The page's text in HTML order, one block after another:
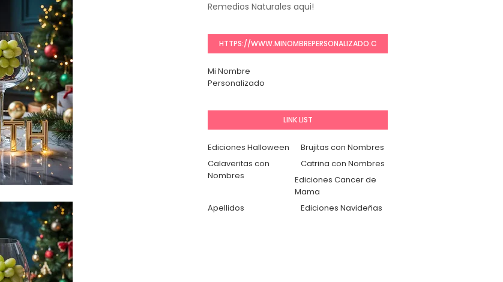
Remedios Naturales aqui!
HTTPS://WWW.MINOMBREPERSONALIZADO.C
Mi Nombre
Personalizado
LINK LIST
Ediciones Halloween
Brujitas con Nombres
Calaveritas con
Nombres
Catrina con Nombres
Ediciones Cancer de
Mama
Ediciones Navideñas
Apellidos